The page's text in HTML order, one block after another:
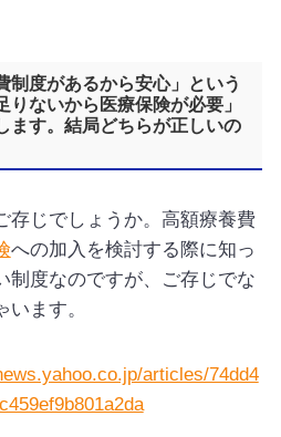
制度があるから安心」という
ないから医療保険が必要」
ます。結局どちらが正しいの
存じでしょうか。高額療養費
への加入を検討する際に知っ
制度なのですが、ご存じでな
ます。
articles/74dd4